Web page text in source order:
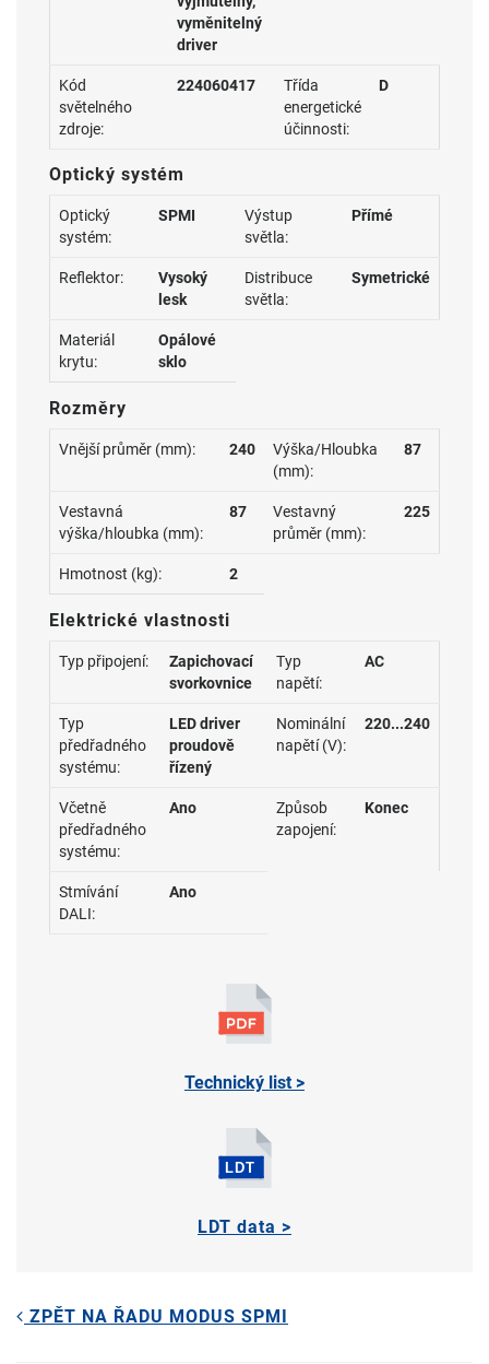
vyměnitelný
driver
Kód
světelného
zdroje:
224060417
Třída
energetické
účinnosti:
D
Optický systém
Optický
systém:
SPMI
Výstup
světla:
Přímé
Reflektor:
Vysoký
lesk
Distribuce
světla:
Symetrické
Materiál
krytu:
Opálové
sklo
Rozměry
Vnější průměr (mm): 240
Výška/Hloubka
(mm):
87
Vestavná
výška/hloubka (mm):
87
Vestavný
průměr (mm):
225
Hmotnost (kg): 2
Elektrické vlastnosti
Typ připojení:
Zapichovací
svorkovnice
Typ
napětí:
AC
Typ
předřadného
systému:
LED driver
proudově
řízený
Nominální
napětí (V):
220...240
Včetně
předřadného
systému:
Ano
Způsob
zapojení:
Konec
Stmívání
DALI:
Ano
Technický list >
LDT data >
ZPĚT NA ŘADU MODUS SPMI